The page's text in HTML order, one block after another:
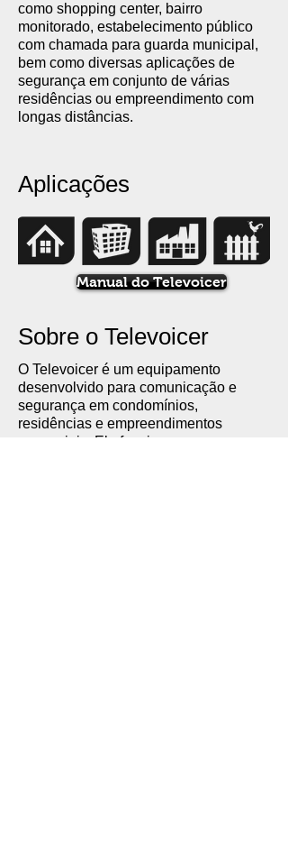
como shopping center, bairro
monitorado, estabelecimento público
com chamada para guarda municipal,
bem como diversas aplicações de
segurança em conjunto de várias
residências ou empreendimento com
longas distâncias.
Aplicações
Manual do Televoicer
Sobre o Televoicer
O Televoicer é um equipamento
desenvolvido para comunicação e
segurança em condomínios,
residências e empreendimentos
comerciais. Ele funciona como um